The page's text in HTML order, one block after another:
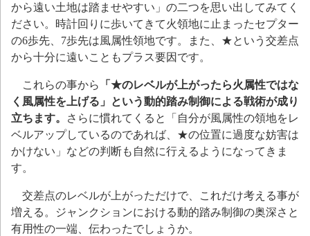
から遠い土地は踏ませやすい」の二つを思い出してみてく
ださい。時計回りに歩いてきて火領地に止まったセプター
の6歩先、7歩先は風属性領地です。また、★という交差点
から十分に遠いこともプラス要因です。
これらの事から
「★のレベルが上がったら火属性ではな
く風属性を上げる」という動的踏み制御による戦術が成り
立ちます。
さらに慣れてくると「 自分が風属性の領地をレ
ベルアップしているのであれば、★の位置に過度な妨害は
かけない」などの判断も自然に行えるようになってきま
す。
交差点のレベルが上がっただけで、これだけ考える事が
増える。ジャンクションにおける動的踏み制御の奥深さと
有用性の一端、伝わったでしょうか。